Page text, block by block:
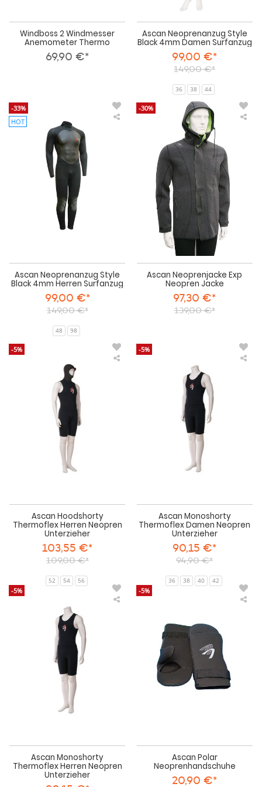
Windboss 2 Windmesser
Anemometer Thermo
69,90 €*
Ascan Neoprenanzug Style
Black 4mm Damen Surfanzug
99,00 €*
149,00 €*
36 38 44
-33%
HOT
Ascan Neoprenanzug Style
Black 4mm Herren Surfanzug
99,00 €*
149,00 €*
48 98
Surfanzug
-30%
Ascan Neoprenjacke Exp
Neopren Jacke
97,30 €*
139,00 €*
-5%
Ascan Hoodshorty
Thermoflex Herren Neopren
Unterzieher
103,55 €*
109,00 €*
52 54 56
-5%
Ascan Monoshorty
Thermoflex Damen Neopren
Unterzieher
90,15 €*
94,90 €*
36 38 40 42
-5%
Ascan Monoshorty
Thermoflex Herren Neopren
Unterzieher
Unterzieher
-5%
Ascan Polar
Neoprenhandschuhe
20,90 €*